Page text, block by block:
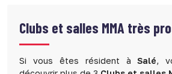
Clubs et salles MMA très
Si vous êtes résident àSalé,